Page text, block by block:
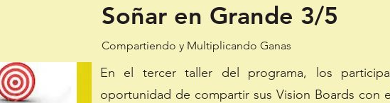
Soñar en Grande 3/5
Compartiendo y Multiplicando Ganas
En el tercer taller del programa, los
oportunidad de compartir sus Vision Boards con